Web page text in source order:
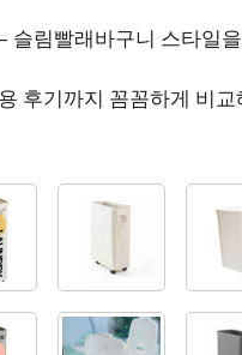
슬림빨래바구니 스타일
후기까지 꼼꼼하게 비